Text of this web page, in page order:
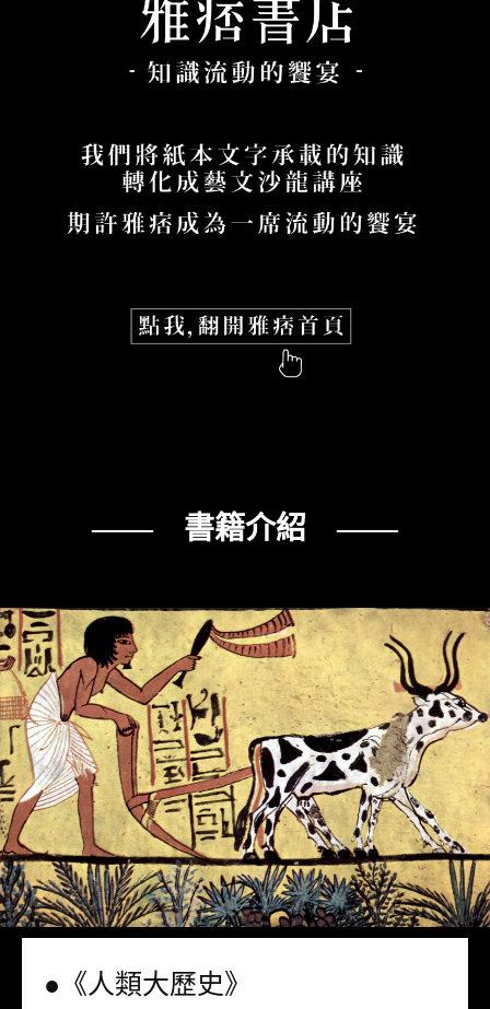
—— 書籍介紹 ——
●《人類大歷史》